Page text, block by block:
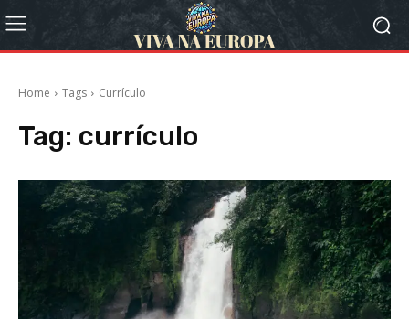
Home Tags Currículo
Tag: currículo